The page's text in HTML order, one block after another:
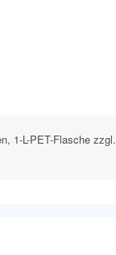
1-L-PET-Flasche zzgl.